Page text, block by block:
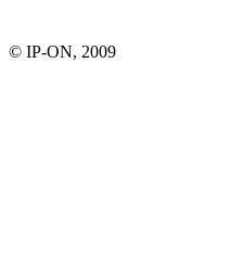
© IP-ON, 2009